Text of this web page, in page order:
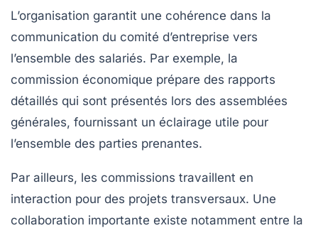
L’organisation garantit une cohérence dans la
communication du comité d’entreprise vers
l’ensemble des salariés. Par exemple, la
commission économique prépare des rapports
détaillés qui sont présentés lors des assemblées
générales, fournissant un éclairage utile pour
l’ensemble des parties prenantes.
Par ailleurs, les commissions travaillent en
interaction pour des projets transversaux. Une
collaboration importante existe notamment entre la